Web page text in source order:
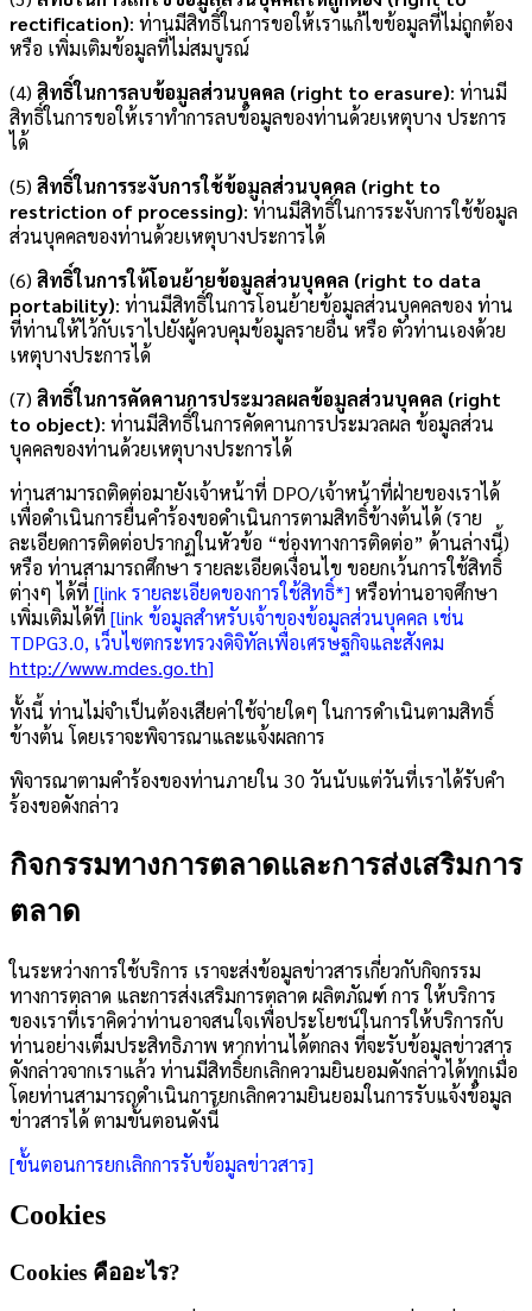
rectification): ท่านมีสิทธิ์ในการขอให้เราแก้ไขข้อมูลที่ไม่ถูกต้อง
หรือ เพิ่มเติมข้อมูลที่ไม่สมบูรณ์
(4) สิทธิ์ในการลบข้อมูลส่วนบุคคล (right to erasure): ท่านมี
สิทธิ์ในการขอให้เราทำการลบข้อมูลของท่านด้วยเหตุบาง ประการ
ได้
(5) สิทธิ์ในการระงับการใช้ข้อมูลส่วนบุคคล (right to
restriction of processing): ท่านมีสิทธิ์ในการระงับการใช้ข้อมูล
ส่วนบุคคลของท่านด้วยเหตุบางประการได้
(6) สิทธิ์ในการให้โอนย้ายข้อมูลส่วนบุคคล (right to data
portability): ท่านมีสิทธิ์ในการโอนย้ายข้อมูลส่วนบุคคลของ ท่าน
ที่ท่านให้ไว้กับเราไปยังผู้ควบคุมข้อมูลรายอื่น หรือ ตัวท่านเองด้วย
เหตุบางประการได้
(7) สิทธิ์ในการคัดคานการประมวลผลข้อมูลส่วนบุคคล (right
to object): ท่านมีสิทธิ์ในการคัดคานการประมวลผล ข้อมูลส่วน
บุคคลของท่านด้วยเหตุบางประการได้
ท่านสามารถติดต่อมายังเจ้าหน้าที่ DPO/เจ้าหน้าที่ฝ่ายของเราได้
เพื่อดำเนินการยื่นคำร้องขอดำเนินการตามสิทธิ์ข้างต้นได้ (ราย
ละเอียดการติดต่อปรากฏในหัวข้อ “ช่องทางการติดต่อ” ด้านล่างนี้)
หรือ ท่านสามารถศึกษา รายละเอียดเงื่อนไข ขอยกเว้นการใช้สิทธิ์
ต่างๆ ได้ที่ [link รายละเอียดของการใช้สิทธิ์*]หรือท่านอาจศึกษา
เพิ่มเติมได้ที่ [link ข้อมูลสำหรับเจ้าของข้อมูลส่วนบุคคล เช่น
TDPG3.0, เว็บไซตกระทรวงดิจิทัลเพื่อเศรษฐกิจและสังคม
http://www.mdes.go.th]
ทั้งนี้ ท่านไม่จำเป็นต้องเสียค่าใช้จ่ายใดๆ ในการดำเนินตามสิทธิ์
ข้างต้น โดยเราจะพิจารณาและแจ้งผลการ
พิจารณาตามคำร้องของท่านภายใน 30 วันนับแต่วันที่เราได้รับคำ
ร้องขอดังกล่าว
กิจกรรมทางการตลาดและการส่งเสริมการ
ตลาด
ในระหว่างการใช้บริการ เราจะส่งข้อมูลข่าวสารเกี่ยวกับกิจกรรม
ทางการตลาด และการส่งเสริมการตลาด ผลิตภัณฑ์ การ ให้บริการ
ของเราที่เราคิดว่าท่านอาจสนใจเพื่อประโยชน์ในการให้บริการกับ
ท่านอย่างเต็มประสิทธิภาพ หากท่านได้ตกลง ที่จะรับข้อมูลข่าวสาร
ดังกล่าวจากเราแล้ว ท่านมีสิทธิ์ยกเลิกความยินยอมดังกล่าวได้ทุกเมื่อ
โดยท่านสามารถดำเนินการยกเลิกความยินยอมในการรับแจ้งข้อมูล
ข่าวสารได้ ตามขั้นตอนดังนี้
[ขั้นตอนการยกเลิกการรับข้อมูลข่าวสาร]
Cookies
Cookies คืออะไร?